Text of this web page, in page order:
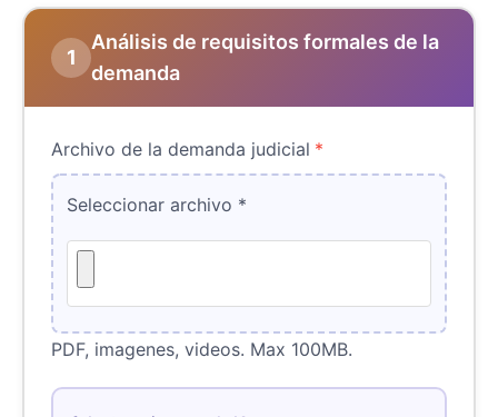
1
Análisis de requisitos formales de la
demanda
Archivo de la demanda judicial *
Seleccionar archivo *
PDF, imagenes, videos. Max 100MB.